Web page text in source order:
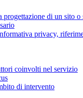
progettazione di un sito
privacy,
coinvolti nel servizio
di intervento